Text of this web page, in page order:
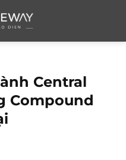
Central
Compound